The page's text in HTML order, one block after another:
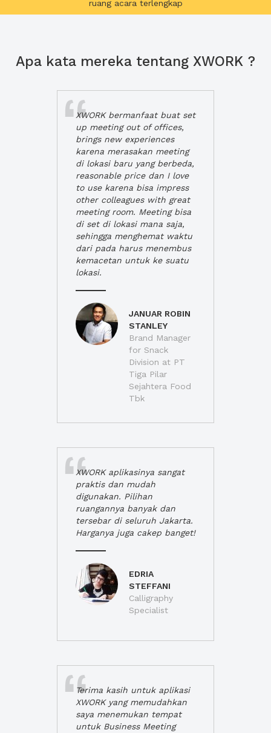
ruang acara terlengkap
Apa kata mereka tentang XWORK ?
XWORK bermanfaat buat set
up meeting out of offices,
brings new experiences
karena merasakan meeting
di lokasi baru yang berbeda,
reasonable price dan I love
to use karena bisa impress
other colleagues with great
meeting room. Meeting bisa
di set di lokasi mana saja,
sehingga menghemat waktu
dari pada harus menembus
kemacetan untuk ke suatu
lokasi.
JANUAR ROBIN
STANLEY
Brand Manager
for Snack
Division at PT
Tiga Pilar
Sejahtera Food
Tbk
XWORK aplikasinya sangat
praktis dan mudah
digunakan. Pilihan
ruangannya banyak dan
tersebar di seluruh Jakarta.
Harganya juga cakep banget!
EDRIA
STEFFANI
Calligraphy
Specialist
Terima kasih untuk aplikasi
XWORK yang memudahkan
saya menemukan tempat
untuk Business Meeting